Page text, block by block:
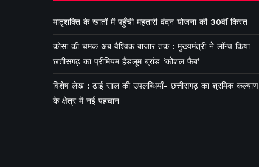
मातृशक्ति के खातों में पहुँची महतारी वंदन योजना की 30वीं किस्त
कोसा की चमक अब वैश्विक बाजार तक : मुख्यमंत्री ने लॉन्च किया
छत्तीसगढ़ का प्रीमियम हैंडलूम ब्रांड ‘कोशल फैब’
विशेष लेख : ढाई साल की उपलब्धियाँ- छत्तीसगढ़ का श्रमिक कल्याण
के क्षेत्र में नई पहचान